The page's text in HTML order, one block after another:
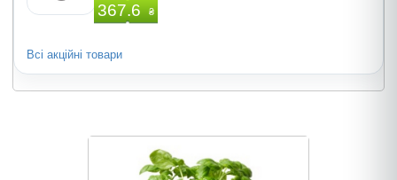
367.6 ₴
Всі акційні товари